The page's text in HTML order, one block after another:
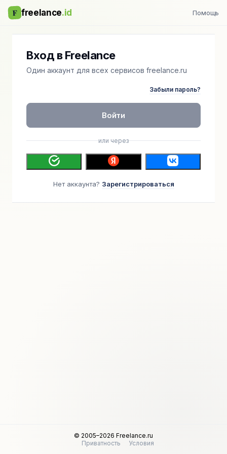
F freelance.id Помощь
Вход в Freelance
Один аккаунт для всех сервисов freelance.ru
Забыли пароль?
Войти
или через
Нет аккаунта? Зарегистрироваться
© 2005–2026 Freelance.ru
Приватность
Условия